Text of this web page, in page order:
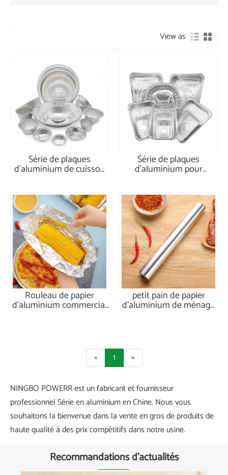
View as
Série de plaques
d'aluminium de cuisson
Série de plaques
d'aluminium pour
barbecue carré
Rouleau de papier
d'aluminium commercial
petit pain de papier
d'aluminium de ménage
« 1 »
NINGBO POWERR est un fabricant et fournisseur
professionnel Série en aluminium en Chine. Nous vous
souhaitons la bienvenue dans la vente en gros de produits de
haute qualité à des prix compétitifs dans notre usine.
Recommandations d'actualités